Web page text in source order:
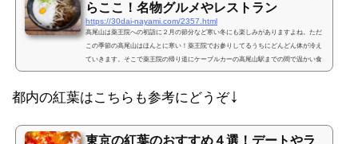
らここ！名物グルメやレストラン
https://30dai-nayami.com/2357.html
高尾山は薬王院への初詣に２月の節分など寒い冬にも楽しみがありますよね。ただ
この季節の高尾山はほんとに寒い！薬王院でお参りしてるうちにどんどん体が冷え
ていきます。そこで薬王院の帰り道にケーブルカーの高尾山駅までの間で温かい食
事でほっと一息つける食事処を紹介しますね。高尾山の食事のおすすめで薬王院近
も温めたい！となると行けるお店は限られてきますよね。((;´д`))ガクブルそこでま
都内の紅葉はこちらも参考にどうぞ↓
東京の紅葉のおすすめ４選！デートやラ